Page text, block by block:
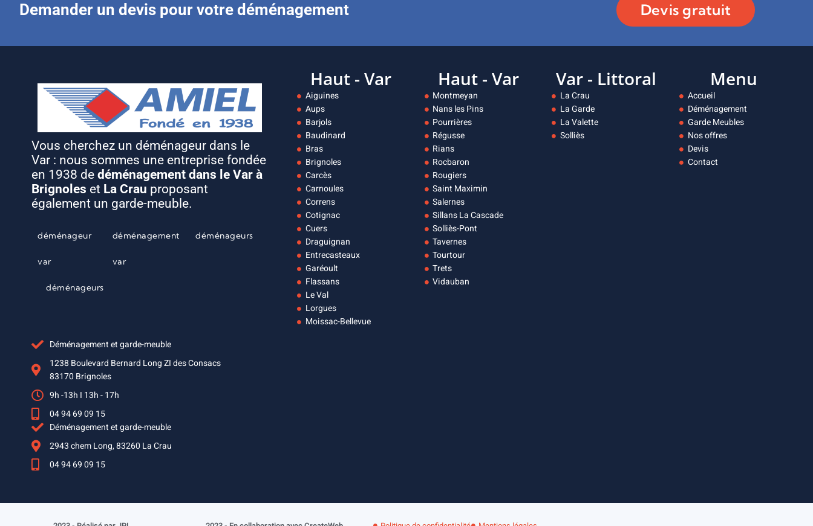
Demander un devis pour votre déménagement Devis gratuit
Vous cherchez un déménageur dans le
Var : nous sommes une entreprise fondée
en 1938 de déménagement dans le Var à
Brignoles et La Crau proposant
également un garde-meuble.
déménageur
var
déménagement
var
déménageurs
déménageurs
Déménagement et garde-meuble
1238 Boulevard Bernard Long ZI des Consacs
83170 Brignoles
9h -13h I 13h - 17h
04 94 69 09 15
Déménagement et garde-meuble
2943 chem Long, 83260 La Crau
04 94 69 09 15
Haut - Var
Aiguines
Aups
Barjols
Baudinard
Bras
Brignoles
Carcès
Carnoules
Correns
Cotignac
Cuers
Draguignan
Entrecasteaux
Garéoult
Flassans
Le Val
Lorgues
Moissac-Bellevue
Haut - Var
Montmeyan
Nans les Pins
Pourrières
Régusse
Rians
Rocbaron
Rougiers
Saint Maximin
Salernes
Sillans La Cascade
Solliès-Pont
Tavernes
Tourtour
Trets
Vidauban
Var - Littoral
La Crau
La Garde
La Valette
Solliès
Menu
Accueil
Déménagement
Garde Meubles
Nos offres
Devis
Contact